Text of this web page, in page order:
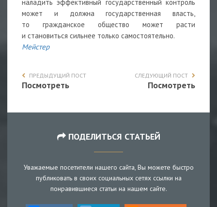
наладить эффективный государственный контроль
может и должна государственная власть,
то гражданское общество может расти
и становиться сильнее только самостоятельно.
Мейстер
ПРЕДЫДУЩИЙ ПОСТ
Посмотреть
СЛЕДУЮЩИЙ ПОСТ
Посмотреть
ПОДЕЛИТЬСЯ СТАТЬЕЙ
Уважаемые посетители нашего сайта, Вы можете быстро
публиковать в своих социальных сетях ссылки на
понравившиеся статьи на нашем сайте.